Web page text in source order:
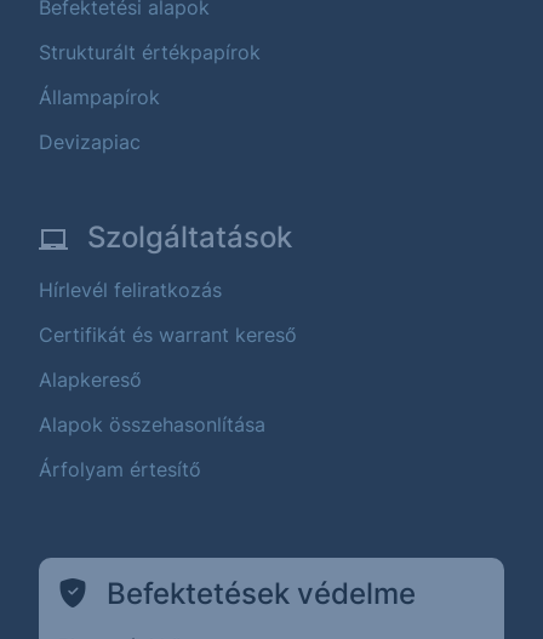
Befektetési alapok
Strukturált értékpapírok
Állampapírok
Devizapiac
Szolgáltatások
Hírlevél feliratkozás
Certifikát és warrant kereső
Alapkereső
Alapok összehasonlítása
Árfolyam értesítő
Befektetések védelme